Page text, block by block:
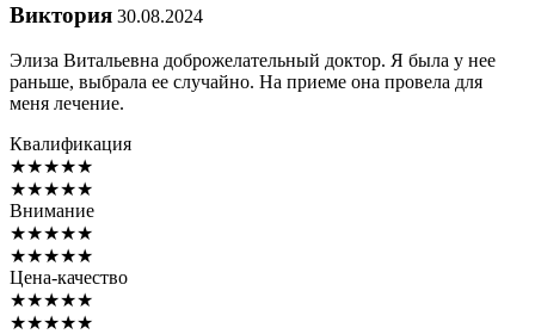
Виктория 30.08.2024
Элиза Витальевна доброжелательный доктор. Я была у нее
раньше, выбрала ее случайно. На приеме она провела для
меня лечение.
Квалификация
★★★★★
★★★★★
Внимание
★★★★★
★★★★★
Цена-качество
★★★★★
★★★★★